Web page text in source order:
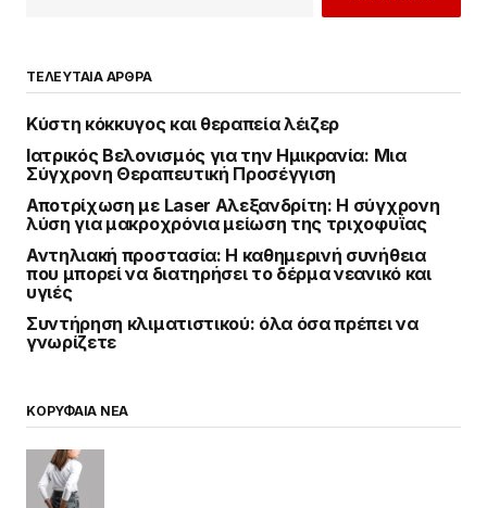
ΤΕΛΕΥΤΑΙΑ ΑΡΘΡΑ
Κύστη κόκκυγος και θεραπεία λέιζερ
Ιατρικός Βελονισμός για την Ημικρανία: Μια
Σύγχρονη Θεραπευτική Προσέγγιση
Αποτρίχωση με Laser Αλεξανδρίτη: Η σύγχρονη
λύση για μακροχρόνια μείωση της τριχοφυΐας
Αντηλιακή προστασία: Η καθημερινή συνήθεια
που μπορεί να διατηρήσει το δέρμα νεανικό και
υγιές
Συντήρηση κλιματιστικού: όλα όσα πρέπει να
γνωρίζετε
ΚΟΡΥΦΑΙΑ ΝΕΑ